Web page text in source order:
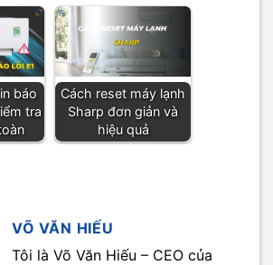
báo
tra
Cách reset máy lạnh
Sharp đơn giản và
hiệu quả
VÕ VĂN HIẾU
Tôi là Võ Văn Hiếu – CEO của